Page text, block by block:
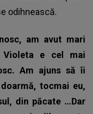
odihnească.
am avut mari
e cel mai
Am ajuns să îi
tocmai eu,
din păcate …Dar